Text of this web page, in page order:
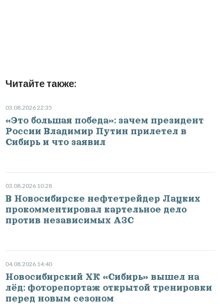
Читайте также:
03.08.2026 22:35
«Это большая победа»: зачем президент
России Владимир Путин прилетел в
Сибирь и что заявил
03.08.2026 10:28
В Новосибирске нефтетрейдер Лацких
прокомментировал картельное дело
против независимых АЗС
04.08.2026 14:40
Новосибирский ХК «Сибирь» вышел на
лёд: фоторепортаж открытой тренировки
перед новым сезоном